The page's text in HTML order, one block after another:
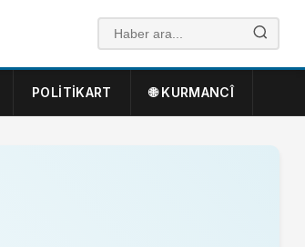
POLITIKART 🌐 KURMANCÎ